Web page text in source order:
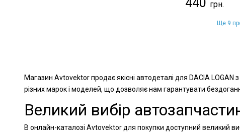
Ще 9
Магазин Avtovektor продає якісні автодеталі для DACIA
різних марок і моделей, що дозволяє нам гарантувати
Великий вибір
В онлайн-каталозі Avtovektor для покупки доступний великий